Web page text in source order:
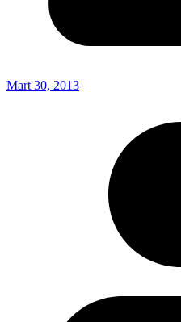
Mart 30, 2013